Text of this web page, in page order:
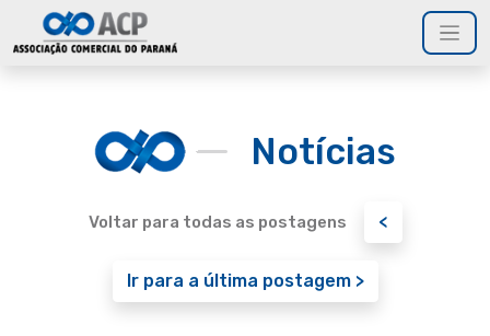
Notícias
Voltar para todas as postagens <
Ir para a última postagem >